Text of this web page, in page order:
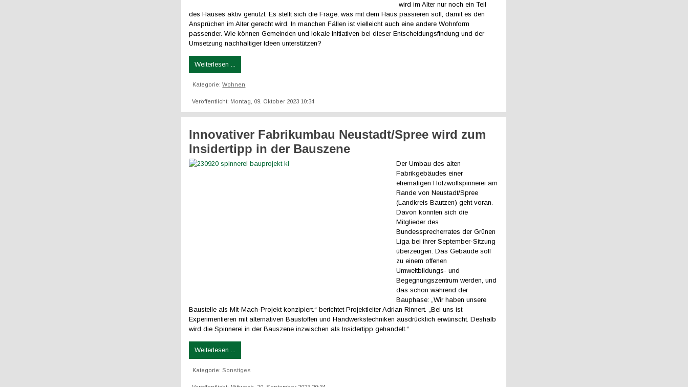
wird im Alter nur noch ein Teil
des Hauses aktiv genutzt. Es stellt sich die Frage, was mit dem Haus passieren soll, damit es den
Ansprüchen im Alter gerecht wird. In manchen Fällen ist vielleicht auch eine andere Wohnform
passender. Wie können Gemeinden und lokale Initiativen bei dieser Entscheidungsfindung und der
Umsetzung nachhaltiger Ideen unterstützen?
Weiterlesen ...
Kategorie:Wohnen
Veröffentlicht: Montag, 09. Oktober 2023 10:34
Innovativer Fabrikumbau Neustadt/Spree wird zum
Insidertipp in der Bauszene
Der Umbau des alten
Fabrikgebäudes einer
ehemaligen Holzwollspinnerei am
Rande von Neustadt/Spree
(Landkreis Bautzen) geht voran.
Davon konnten sich die
Mitglieder des
Bundessprecherrates der Grünen
Liga bei ihrer September-Sitzung
überzeugen. Das Gebäude soll
zu einem offenen
Umweltbildungs- und
Begegnungszentrum werden, und
das schon während der
Bauphase: „Wir haben unsere
Baustelle als Mit-Mach-Projekt konzipiert.“ berichtet Projektleiter Adrian Rinnert. „Bei uns ist
Experimentieren mit alternativen Baustoffen und Handwerkstechniken ausdrücklich erwünscht. Deshalb
wird die Spinnerei in der Bauszene inzwischen als Insidertipp gehandelt.“
Weiterlesen ...
Kategorie:Sonstiges